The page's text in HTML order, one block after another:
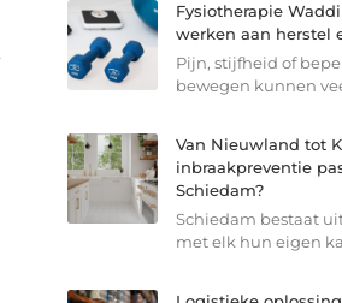
Fysiotherapie
werken aan herstel
Pijn, stijfheid of
bewegen kunnen
Van Nieuwland tot
inbraakpreventie
Schiedam?
Schiedam bestaat
met elk hun eigen